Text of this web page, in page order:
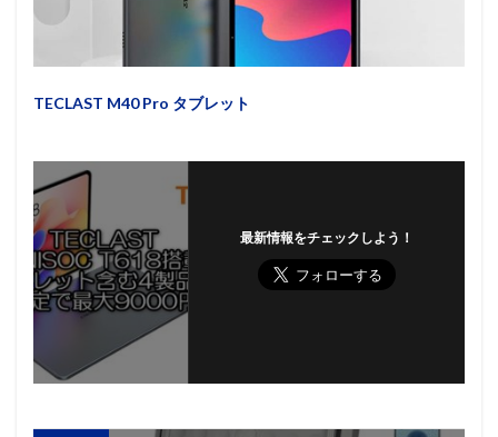
TECLAST M40 Pro タブレット
最新情報をチェックしよう！